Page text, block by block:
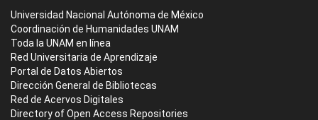
Universidad Nacional Autónoma de México
Coordinación de Humanidades UNAM
Toda la UNAM en línea
Red Universitaria de Aprendizaje
Portal de Datos Abiertos
Dirección General de Bibliotecas
Red de Acervos Digitales
Directory of Open Access Repositories